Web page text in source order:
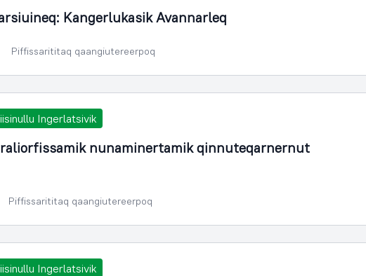
Kangerlukasik Avannarleq
Piffissarititaq qaangiutereerpoq
Ingerlatsivik
nunaminertamik qinnuteqarnernut
Piffissarititaq qaangiutereerpoq
Ingerlatsivik